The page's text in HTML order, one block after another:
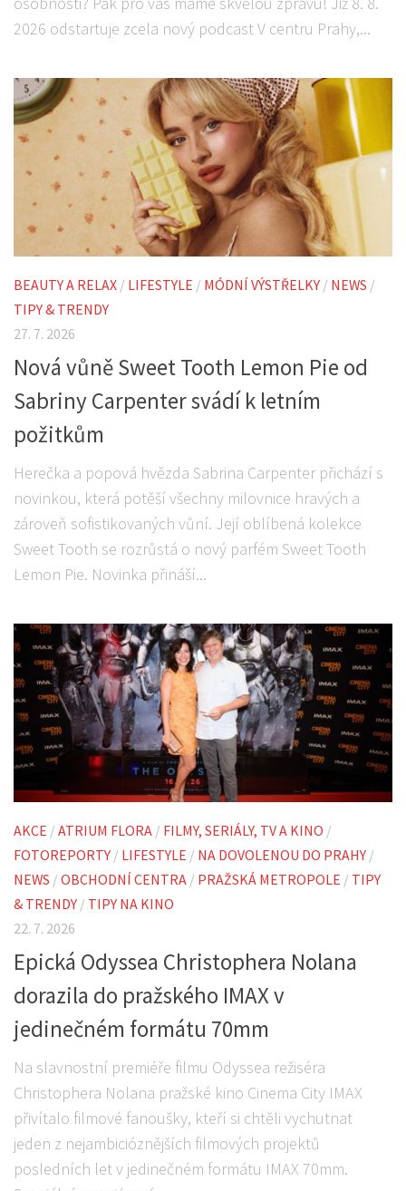
2026 odstartuje zcela nový podcast V centru Prahy,...
BEAUTY A RELAX / LIFESTYLE / MÓDNÍ VÝSTŘELKY / NEWS /
TIPY & TRENDY
27. 7. 2026
Nová vůně Sweet Tooth Lemon Pie od
Sabriny Carpenter svádí k letním
požitkům
Herečka a popová hvězda Sabrina Carpenter přichází s
novinkou, která potěší všechny milovnice hravých a
zároveň sofistikovaných vůní. Její oblíbená kolekce
Sweet Tooth se rozrůstá o nový parfém Sweet Tooth
Lemon Pie. Novinka přináší...
AKCE / ATRIUM FLORA / FILMY, SERIÁLY, TV A KINO /
FOTOREPORTY / LIFESTYLE / NA DOVOLENOU DO PRAHY /
NEWS / OBCHODNÍ CENTRA / PRAŽSKÁ METROPOLE / TIPY
& TRENDY / TIPY NA KINO
22. 7. 2026
Epická Odyssea Christophera Nolana
dorazila do pražského IMAX v
jedinečném formátu 70mm
Na slavnostní premiéře filmu Odyssea režiséra
Christophera Nolana pražské kino Cinema City IMAX
přivítalo filmové fanoušky, kteří si chtěli vychutnat
jeden z nejambicióznějších filmových projektů
posledních let v jedinečném formátu IMAX 70mm.